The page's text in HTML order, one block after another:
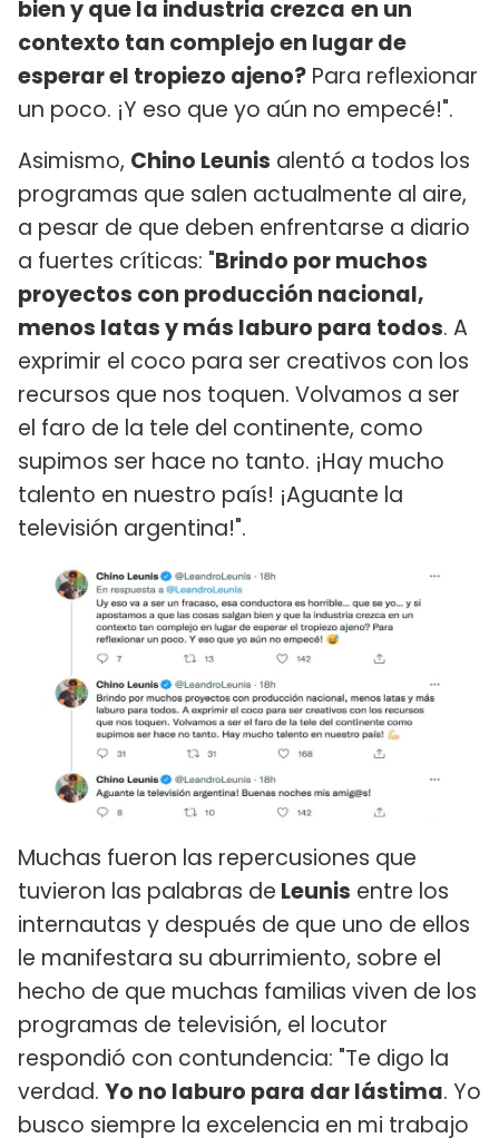
bien y que la industria crezca en un
contexto tan complejo en lugar de
esperar el tropiezo ajeno? Para reflexionar
un poco. ¡Y eso que yo aún no empecé!".
Asimismo, Chino Leunis alentó a todos los
programas que salen actualmente al aire,
a pesar de que deben enfrentarse a diario
a fuertes críticas: "Brindo por muchos
proyectos con producción nacional,
menos latas y más laburo para todos. A
exprimir el coco para ser creativos con los
recursos que nos toquen. Volvamos a ser
el faro de la tele del continente, como
supimos ser hace no tanto. ¡Hay mucho
talento en nuestro país! ¡Aguante la
televisión argentina!".
Muchas fueron las repercusiones que
tuvieron las palabras de Leunis entre los
internautas y después de que uno de ellos
le manifestara su aburrimiento, sobre el
hecho de que muchas familias viven de los
programas de televisión, el locutor
respondió con contundencia: "Te digo la
verdad. Yo no laburo para dar lástima. Yo
busco siempre la excelencia en mi trabajo